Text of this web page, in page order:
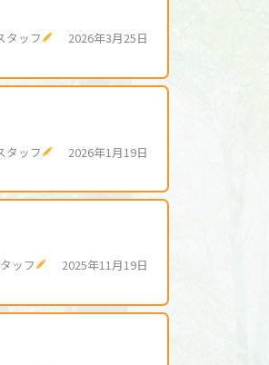
タッフ 2026年3月25日
タッフ 2026年1月19日
ッフ 2025年11月19日